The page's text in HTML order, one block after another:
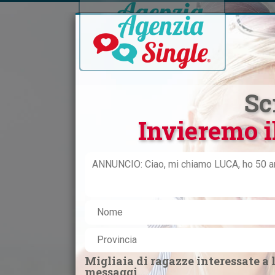
CERCO DONNA
Invieremo
Migliaia di ragazze interessate a
messaggi...